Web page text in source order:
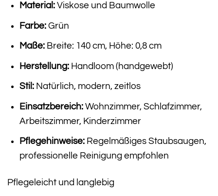
Material:Viskose und Baumwolle
Farbe:Grün
Maße:Breite: 140 cm, Höhe: 0,8 cm
Herstellung:Handloom (handgewebt)
Stil:Natürlich, modern, zeitlos
Einsatzbereich:Wohnzimmer, Schlafzimmer,
Arbeitszimmer, Kinderzimmer
Pflegehinweise:Regelmäßiges Staubsaugen,
professionelle Reinigung empfohlen
Pflegeleicht und langlebig